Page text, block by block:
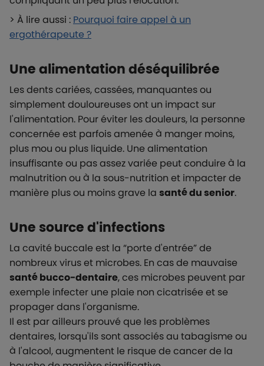
> À lire aussi : Pourquoi faire appel à un
ergothérapeute ?
Une alimentation déséquilibrée
Les dents cariées, cassées, manquantes ou
simplement douloureuses ont un impact sur
l'alimentation. Pour éviter les douleurs, la personne
concernée est parfois amenée à manger moins,
plus mou ou plus liquide. Une alimentation
insuffisante ou pas assez variée peut conduire à la
malnutrition ou à la sous-nutrition et impacter de
manière plus ou moins grave la santé du senior.
Une source d'infections
La cavité buccale est la “porte d'entrée” de
nombreux virus et microbes. En cas de mauvaise
santé bucco-dentaire, ces microbes peuvent par
exemple infecter une plaie non cicatrisée et se
propager dans l'organisme.
Il est par ailleurs prouvé que les problèmes
dentaires, lorsqu'ils sont associés au tabagisme ou
à l'alcool, augmentent le risque de cancer de la